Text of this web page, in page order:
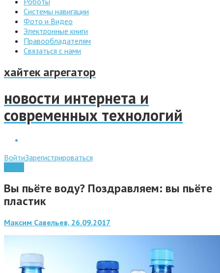
Системы навигации
Фото и Видео
Электронные книги
Правообладателям
Связаться с нами
хайтек агрегатор
новости интернета и
современных технологий
ВойтиЗарегистрироваться
Вы пьёте воду? Поздравляем: вы пьёте
пластик
Максим Савельев, 26.09.2017